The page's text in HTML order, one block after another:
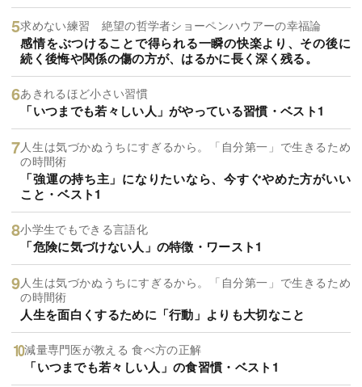
求めない練習 絶望の哲学者ショーペンハウアーの幸福論
感情をぶつけることで得られる一瞬の快楽より、その後に
続く後悔や関係の傷の方が、はるかに長く深く残る。
あきれるほど小さい習慣
「いつまでも若々しい人」がやっている習慣・ベスト1
人生は気づかぬうちにすぎるから。「自分第一」で生きるため
の時間術
「強運の持ち主」になりたいなら、今すぐやめた方がいい
こと・ベスト1
小学生でもできる言語化
「危険に気づけない人」の特徴・ワースト1
人生は気づかぬうちにすぎるから。「自分第一」で生きるため
の時間術
人生を面白くするために「行動」よりも大切なこと
減量専門医が教える 食べ方の正解
「いつまでも若々しい人」の食習慣・ベスト1